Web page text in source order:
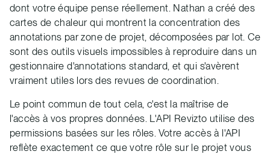
dont votre équipe pense réellement. Nathan a créé des
cartes de chaleur qui montrent la concentration des
annotations par zone de projet, décomposées par lot. Ce
sont des outils visuels impossibles à reproduire dans un
gestionnaire d'annotations standard, et qui s'avèrent
vraiment utiles lors des revues de coordination.
Le point commun de tout cela, c'est la maîtrise de
l'accès à vos propres données. L'API Revizto utilise des
permissions basées sur les rôles. Votre accès à l'API
reflète exactement ce que votre rôle sur le projet vous